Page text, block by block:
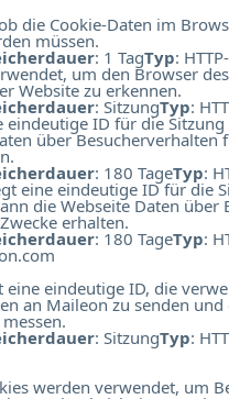
die Cookie-Daten im
müssen.
: 1 TagTyp:
um den Browser
Website zu erkennen.
: SitzungTyp:
eindeutige ID für die
über Besucherverhalten
: 180 TageTyp:
eine eindeutige ID für die
die Webseite Daten über
erhalten.
: 180 TageTyp:
eine eindeutige ID, die
an Maileon zu senden
: SitzungTyp:
werden verwendet, um